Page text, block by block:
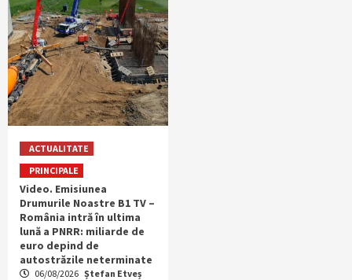
ACTUALITATE
PRINCIPALE
Video. Emisiunea
Drumurile Noastre B1 TV –
România intră în ultima
lună a PNRR: miliarde de
euro depind de
autostrăzile neterminate
06/08/2026 Ștefan Etveș